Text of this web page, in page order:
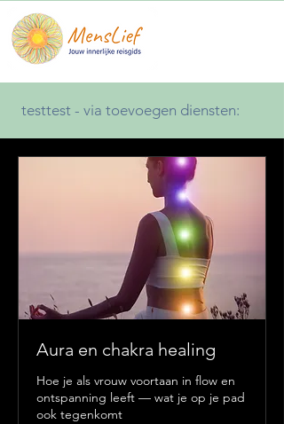
testtest - via toevoegen diensten:
Aura en chakra healing
Hoe je als vrouw voortaan in flow en
ontspanning leeft — wat je op je pad
ook tegenkomt